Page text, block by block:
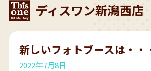
ディスワン新潟西店
新しいフォトブースは・・
2022年7月8日